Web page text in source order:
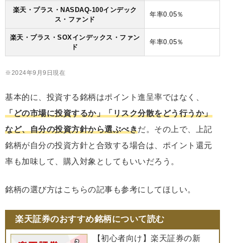
楽天・プラス・NASDAQ-100インデック
ス・ファンド
年率0.05％
楽天・プラス・SOXインデックス・ファン
ド
年率0.05％
※2024年9月9日現在
基本的に、投資する銘柄はポイント進呈率ではなく、
「どの市場に投資するか」「リスク分散をどう行うか」
など、自分の投資方針から選ぶべきだ。その上で、上記
銘柄が自分の投資方針と合致する場合は、ポイント還元
率も加味して、購入対象としてもいいだろう。
銘柄の選び方はこちらの記事も参考にしてほしい。
楽天証券のおすすめ銘柄について読む
【初心者向け】楽天証券の新